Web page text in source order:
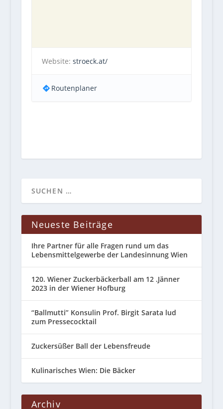
Website: stroeck.at/
Routenplaner
Neueste Beiträge
Ihre Partner für alle Fragen rund um das
Lebensmittelgewerbe der Landesinnung Wien
120. Wiener Zuckerbäckerball am 12 .Jänner
2023 in der Wiener Hofburg
“Ballmutti” Konsulin Prof. Birgit Sarata lud
zum Pressecocktail
Zuckersüßer Ball der Lebensfreude
Kulinarisches Wien: Die Bäcker
Archiv